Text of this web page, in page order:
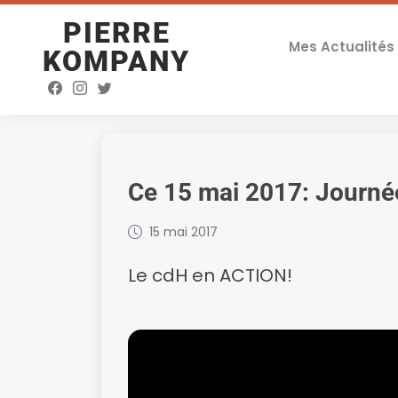
PIERRE
KOMPANY
Mes Actualités
Ce 15 mai 2017:
15 mai 2017
Le cdH en ACTION!